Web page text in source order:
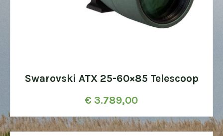
Swarovski ATX 25-60×85 Telescoop
€ 3.789,00